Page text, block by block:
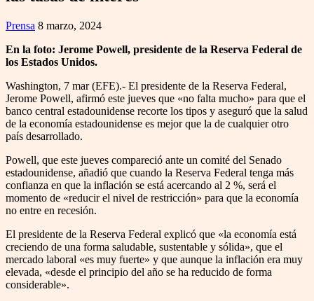
Prensa 8 marzo, 2024
En la foto: Jerome Powell, presidente de la Reserva Federal de
los Estados Unidos.
Washington, 7 mar (EFE).- El presidente de la Reserva Federal,
Jerome Powell, afirmó este jueves que «no falta mucho» para que el
banco central estadounidense recorte los tipos y aseguró que la salud
de la economía estadounidense es mejor que la de cualquier otro
país desarrollado.
Powell, que este jueves compareció ante un comité del Senado
estadounidense, añadió que cuando la Reserva Federal tenga más
confianza en que la inflación se está acercando al 2 %, será el
momento de «reducir el nivel de restricción» para que la economía
no entre en recesión.
El presidente de la Reserva Federal explicó que «la economía está
creciendo de una forma saludable, sustentable y sólida», que el
mercado laboral «es muy fuerte» y que aunque la inflación era muy
elevada, «desde el principio del año se ha reducido de forma
considerable».